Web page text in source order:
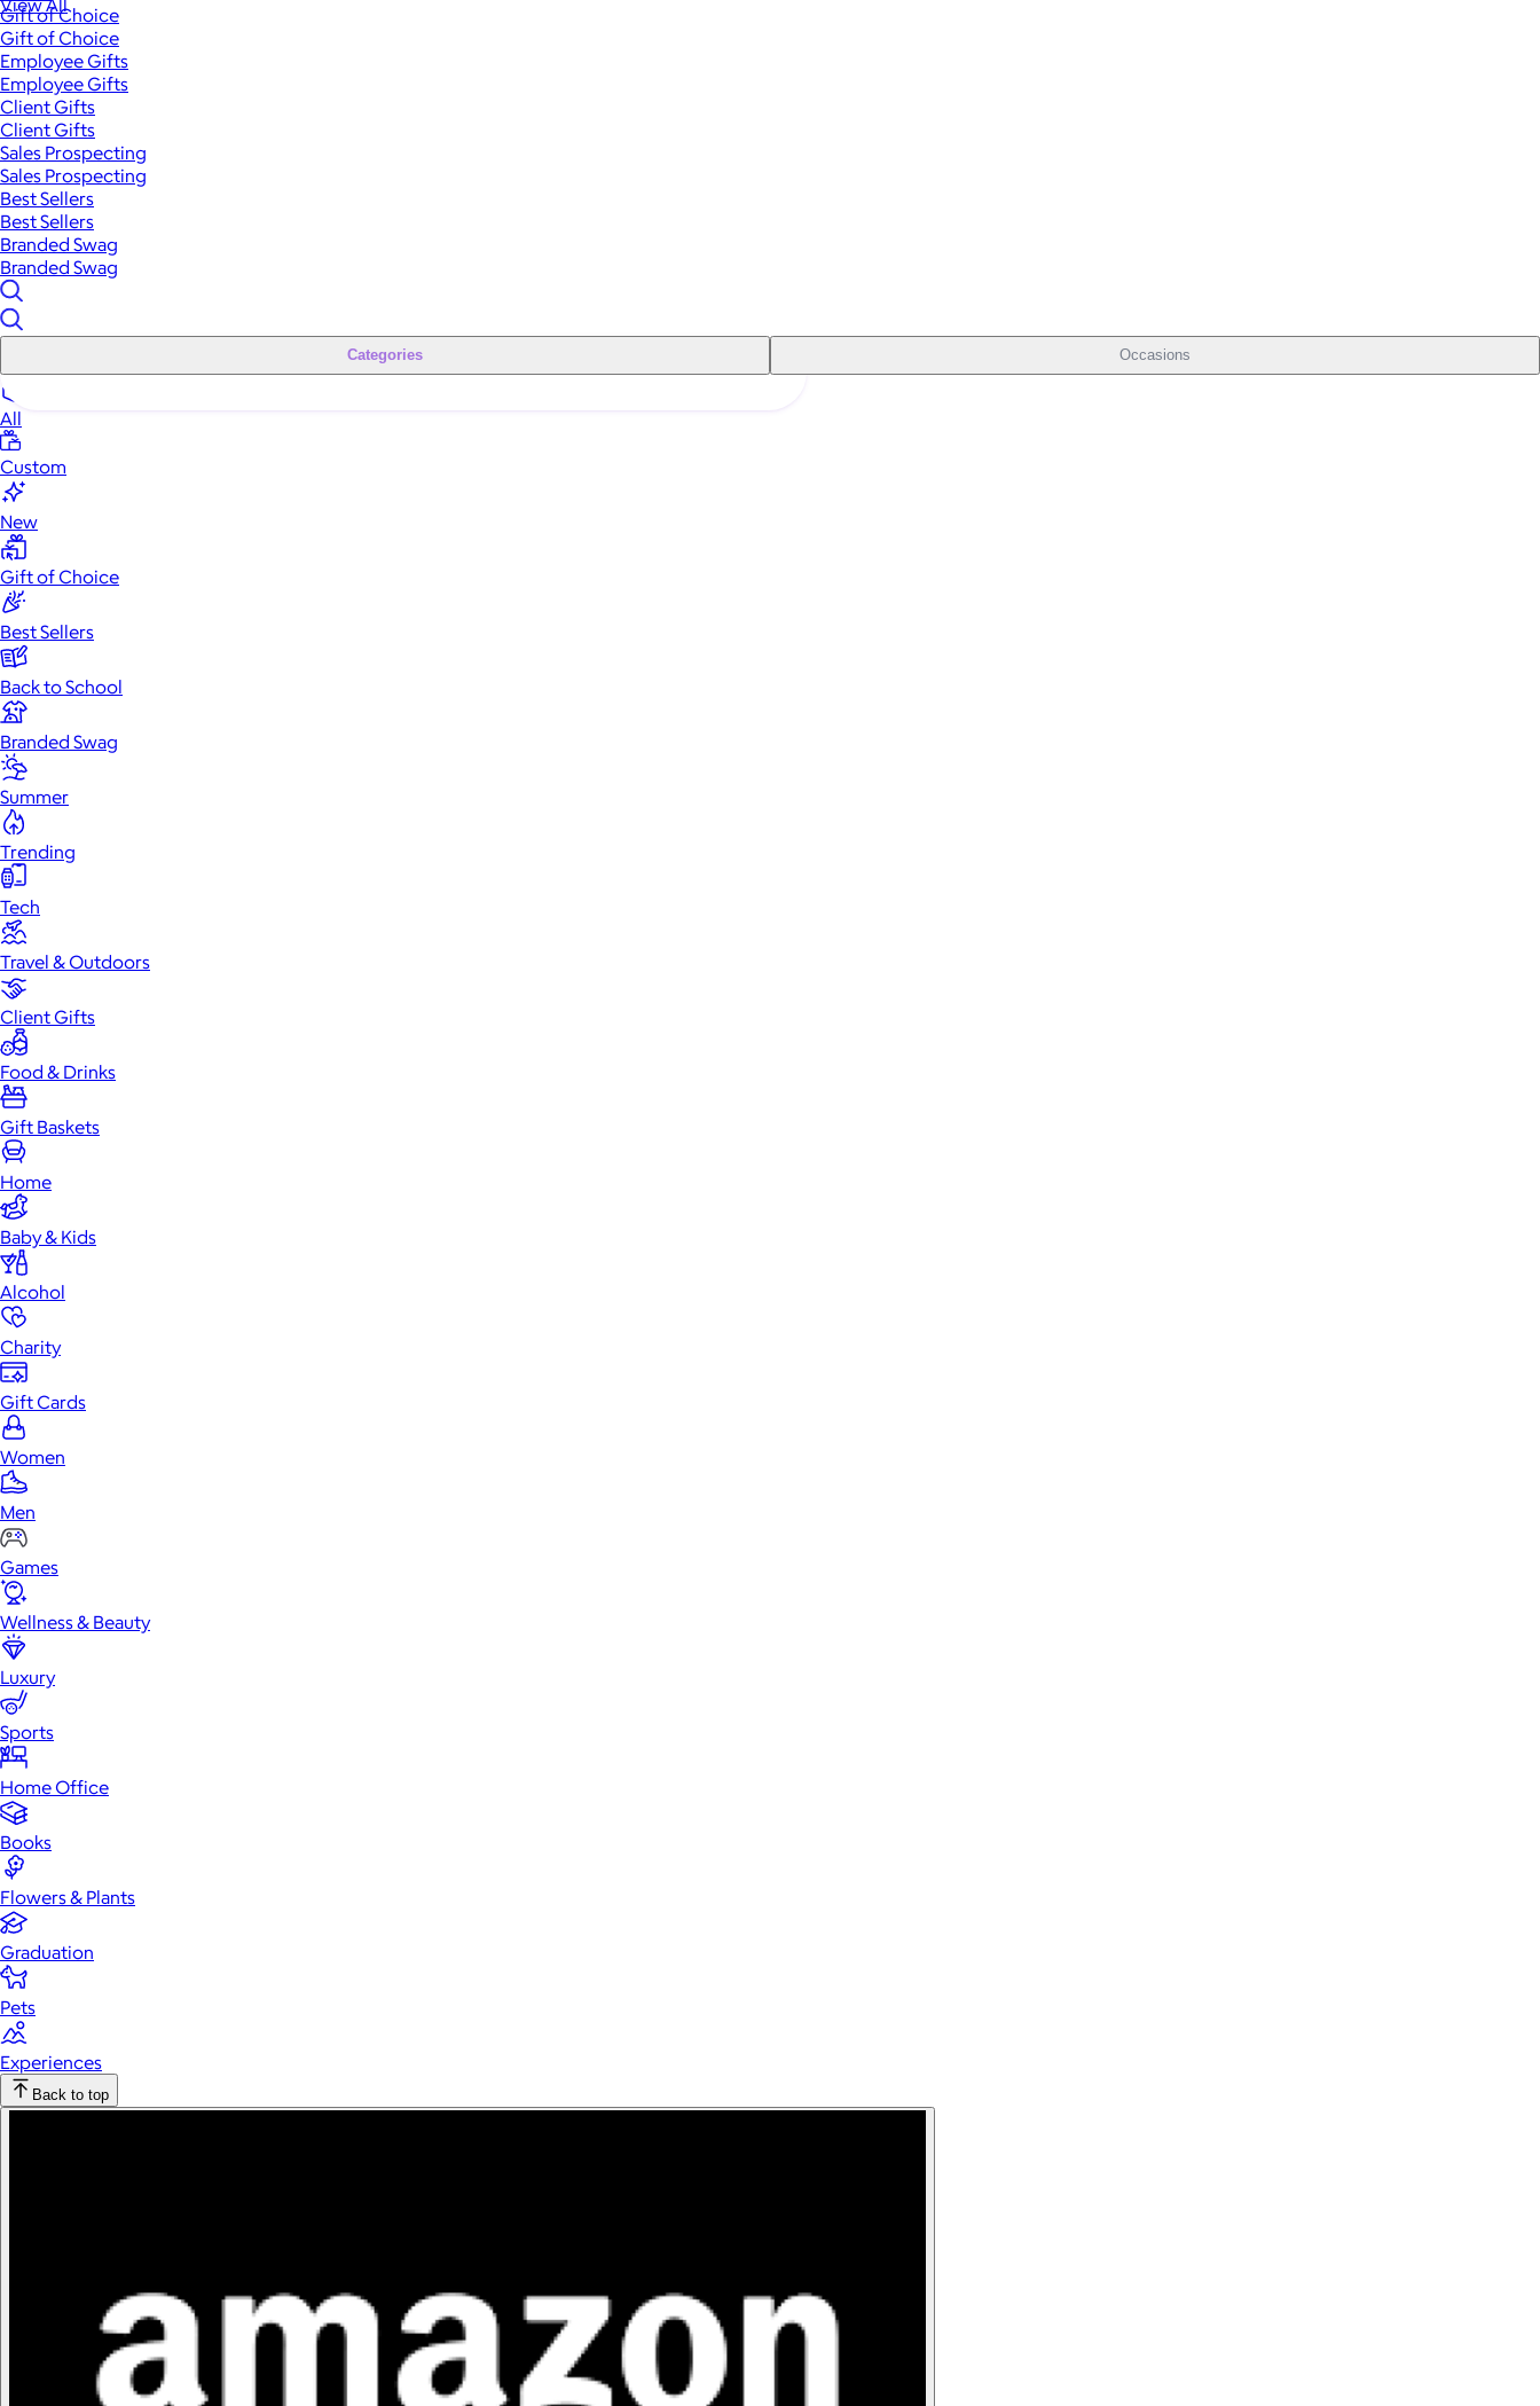
Gift of Choice
Gift of Choice
Employee Gifts
Employee Gifts
Client Gifts
Client Gifts
Sales Prospecting
Sales Prospecting
Best Sellers
Best Sellers
Branded Swag
Branded Swag
Categories Occasions
All
Custom
New
Gift of Choice
Best Sellers
Back to School
Branded Swag
Summer
Trending
Tech
Travel & Outdoors
Client Gifts
Food & Drinks
Gift Baskets
Home
Baby & Kids
Alcohol
Charity
Gift Cards
Women
Men
Games
Wellness & Beauty
Luxury
Sports
Home Office
Books
Flowers & Plants
Graduation
Pets
Experiences
Back to top